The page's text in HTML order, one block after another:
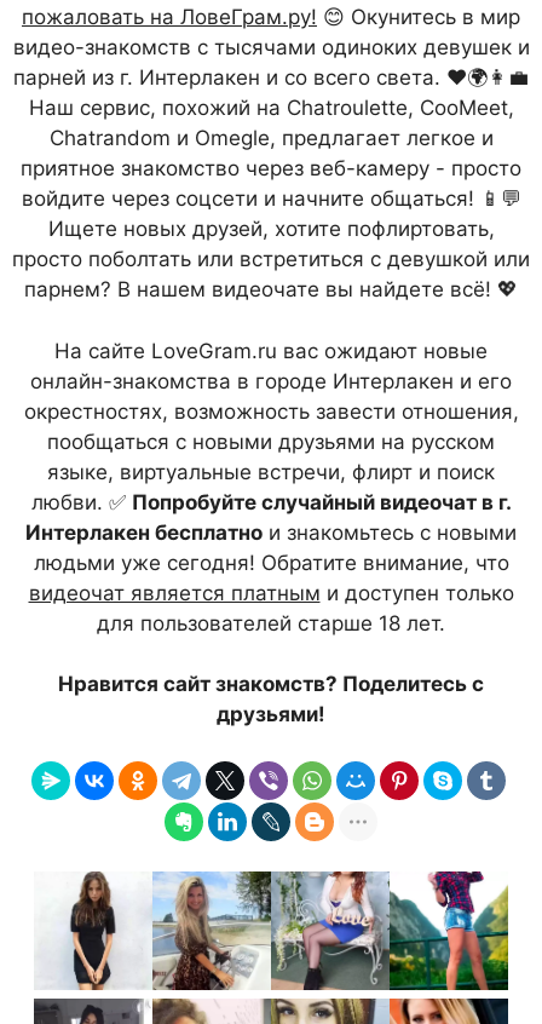
пожаловать на ЛовеГрам.ру! 😊 Окунитесь в мир
видео-знакомств с тысячами одиноких девушек и
парней из г. Интерлакен и со всего света. ❤️🌍👩‍💼
Наш сервис, похожий на Chatroulette, CooMeet,
Chatrandom и Omegle, предлагает легкое и
приятное знакомство через веб-камеру - просто
войдите через соцсети и начните общаться! 📱💬
Ищете новых друзей, хотите пофлиртовать,
просто поболтать или встретиться с девушкой или
парнем? В нашем видеочате вы найдете всё! 💖
На сайте LoveGram.ru вас ожидают новые
онлайн-знакомства в городе Интерлакен и его
окрестностях, возможность завести отношения,
пообщаться с новыми друзьями на русском
языке, виртуальные встречи, флирт и поиск
любви. ✅ Попробуйте случайный видеочат в г.
Интерлакен бесплатно и знакомьтесь с новыми
людьми уже сегодня! Обратите внимание, что
видеочат является платным и доступен только
для пользователей старше 18 лет.
Нравится сайт знакомств? Поделитесь с
друзьями!